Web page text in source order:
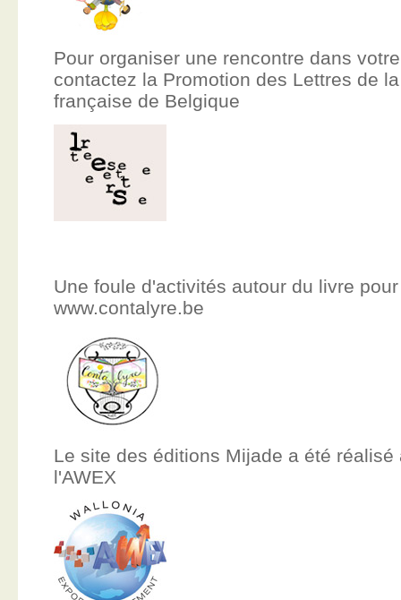
Pour organiser une rencontre dans
contactez la Promotion des Lettres de
française de Belgique
Une foule d'activités autour du livre
www.contalyre.be
Le site des éditions Mijade a été réalisé
l'AWEX